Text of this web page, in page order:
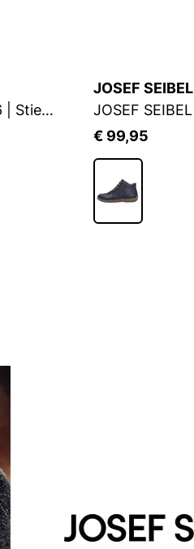
JOSEF SEIBEL Neele 46 | Stiefelette für Damen | Blau
JOSEF SEIBEL
€ 99,95